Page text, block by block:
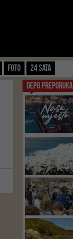
FOTO 24 SATA
DEPO PREPORUKA